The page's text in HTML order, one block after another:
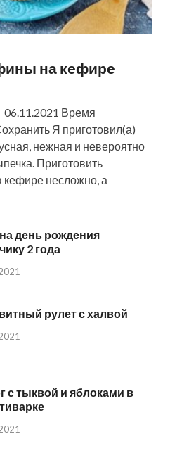
на кефире
06.11.2021 Время
Я приготовил(а)
нежная и невероятно
Приготовить
несложно, а
день рождения
2 года
рулет с халвой
с тыквой и яблоками в